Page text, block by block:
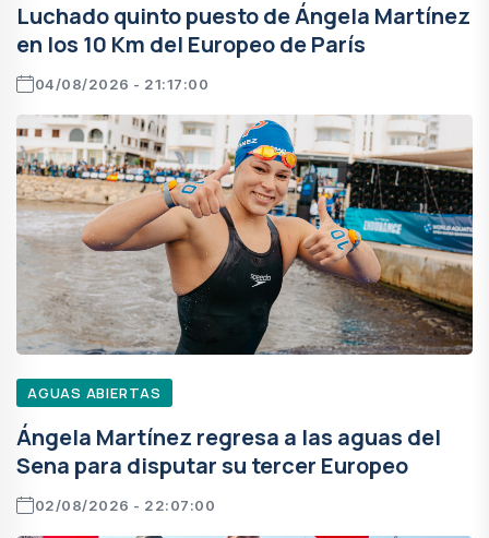
Luchado quinto puesto de Ángela Martínez
en los 10 Km del Europeo de París
04/08/2026 - 21:17:00
AGUAS ABIERTAS
Ángela Martínez regresa a las aguas del
Sena para disputar su tercer Europeo
02/08/2026 - 22:07:00